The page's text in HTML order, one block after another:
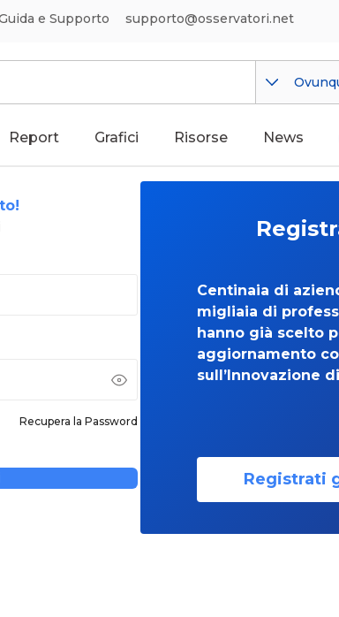
e Supporto supporto@osservatori.net
Report Grafici Risorse News
Recupera la Password
Centinaia di
migliaia di
hanno già scelto
aggiornamento
sull’Innovazione
Registrati